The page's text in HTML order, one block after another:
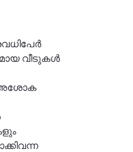
വീടുകൾ
അശോക